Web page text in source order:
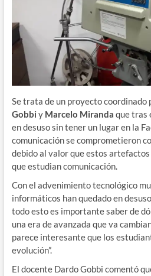
Se trata de un proyecto coordinado
Gobbi y Marcelo Miranda que tras
en desuso sin tener un lugar en la
comunicación se comprometieron
debido al valor que estos
que estudian comunicación.
Con el advenimiento tecnológico
informáticos han quedado en
todo esto es importante saber de
una era de avanzada que va
parece interesante que los
evolución”.
El docente Dardo Gobbi comentó